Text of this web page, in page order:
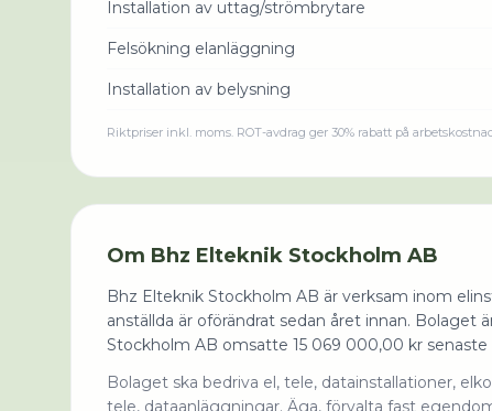
Installation av uttag/strömbrytare
Felsökning elanläggning
Installation av belysning
Riktpriser inkl. moms. ROT-avdrag ger 30% rabatt på
Om Bhz Elteknik Stockholm AB
Bhz Elteknik Stockholm AB är verksam inom
anställda är oförändrat sedan året innan.
Stockholm AB omsatte 15 069 000,00 kr senaste
Bolaget ska bedriva el, tele, datainstallationer,
tele, dataanläggningar. Äga, förvalta fast